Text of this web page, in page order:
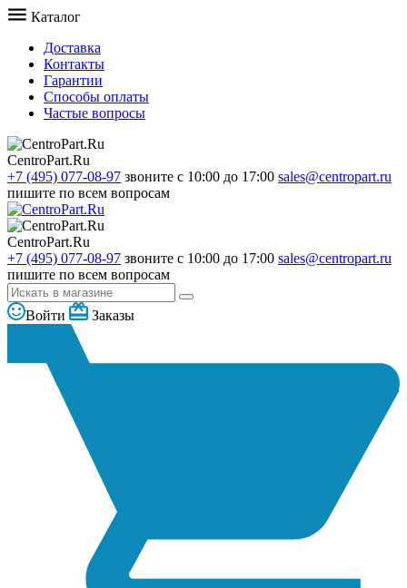
Каталог
Доставка
Контакты
Гарантии
Способы оплаты
Частые вопросы
CentroPart.Ru
+7 (495) 077-08-97 звоните с 10:00 до 17:00 sales@centropart.ru
пишите по всем вопросам
CentroPart.Ru
+7 (495) 077-08-97 звоните с 10:00 до 17:00 sales@centropart.ru
пишите по всем вопросам
Войти Заказы